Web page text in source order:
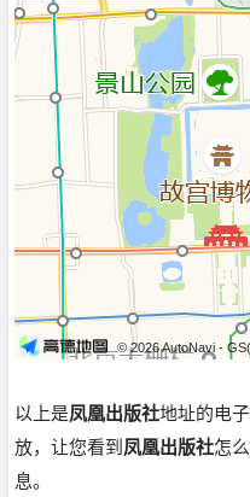
© 2026 AutoNavi -
以上是凤凰出版社地址的电
放，让您看到凤凰出版社怎
息。